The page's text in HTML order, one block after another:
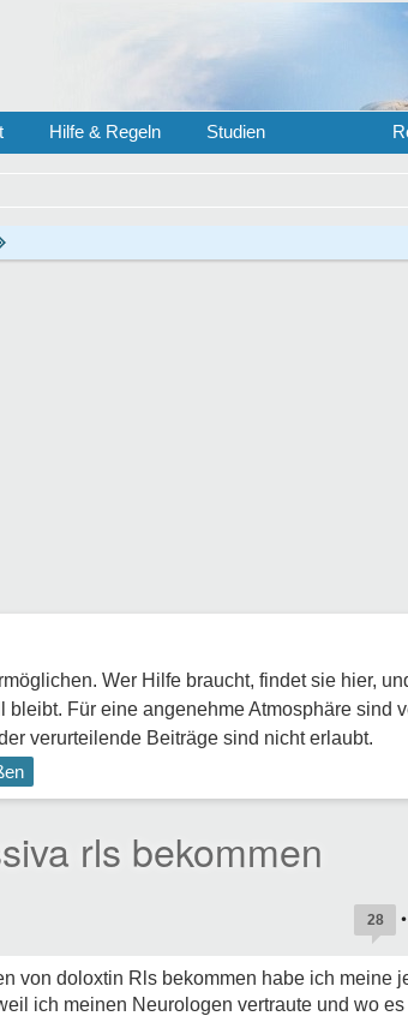
Hilfe & Regeln Studien
Wer Hilfe braucht, findet sie hier,
Für eine angenehme Atmosphäre sind
verurteilende Beiträge sind nicht erlaubt.
rls bekommen
28
von doloxtin Rls bekommen habe ich meine
ich meinen Neurologen vertraute und wo